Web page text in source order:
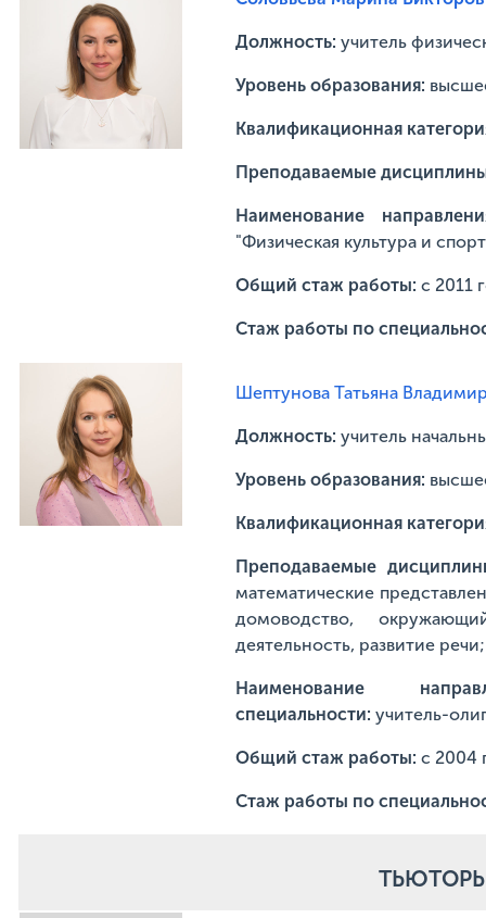
Должность: учитель
Уровень образования:
Квалификационная
Преподаваемые
Наименование
"Физическая культура и
Общий стаж работы: с 2011
Стаж работы по
Шептунова Татьяна
Должность: учитель
Уровень образования:
Квалификационная
Преподаваемые
математические
домоводство,
деятельность, развитие
Наименование
специальности: учитель-
Общий стаж работы: с 2004
Стаж работы по